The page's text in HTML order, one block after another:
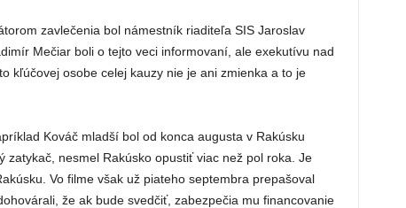
zavlečenia bol námestník riaditeľa SIS Jaroslav
Mečiar boli o tejto veci informovaní, ale exekutívu nad
kľúčovej osobe celej kauzy nie je ani zmienka a to je
Kováč mladší bol od konca augusta v Rakúsku
zatykač, nesmel Rakúsko opustiť viac než pol roka. Je
Vo filme však už piateho septembra prepašoval
že ak bude svedčiť, zabezpečia mu financovanie